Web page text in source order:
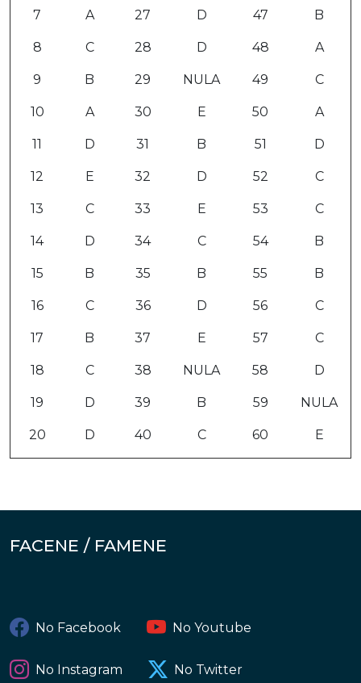
7 A 27 D 47 B
8 C 28 D 48 A
9 B 29 NULA 49 C
10 A 30 E 50 A
11 D 31 B 51 D
12 E 32 D 52 C
13 C 33 E 53 C
14 D 34 C 54 B
15 B 35 B 55 B
16 C 36 D 56 C
17 B 37 E 57 C
18 C 38 NULA 58 D
19 D 39 B 59 NULA
20 D 40 C 60 E
FACENE / FAMENE
No Facebook No Youtube
No Instagram No Twitter